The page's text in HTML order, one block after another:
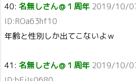
40: 名無しさん＠１周年 2019/10/
ID:ROa63hf10
年齢と性別しか出てこないよｗ
41: 名無しさん＠１周年 2019/10/